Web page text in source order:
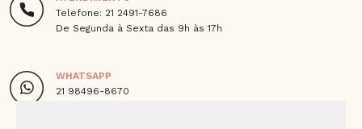
Telefone: 21 2491-7686
De Segunda à Sexta das 9h às 17h
WHATSAPP
21 98496-8670